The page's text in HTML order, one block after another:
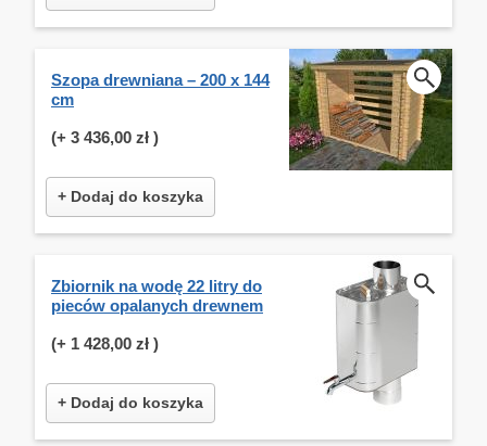
Szopa drewniana – 200 x 144
cm
(+ 3 436,00 zł )
+ Dodaj do koszyka
Zbiornik na wodę 22 litry do
pieców opalanych drewnem
(+ 1 428,00 zł )
+ Dodaj do koszyka